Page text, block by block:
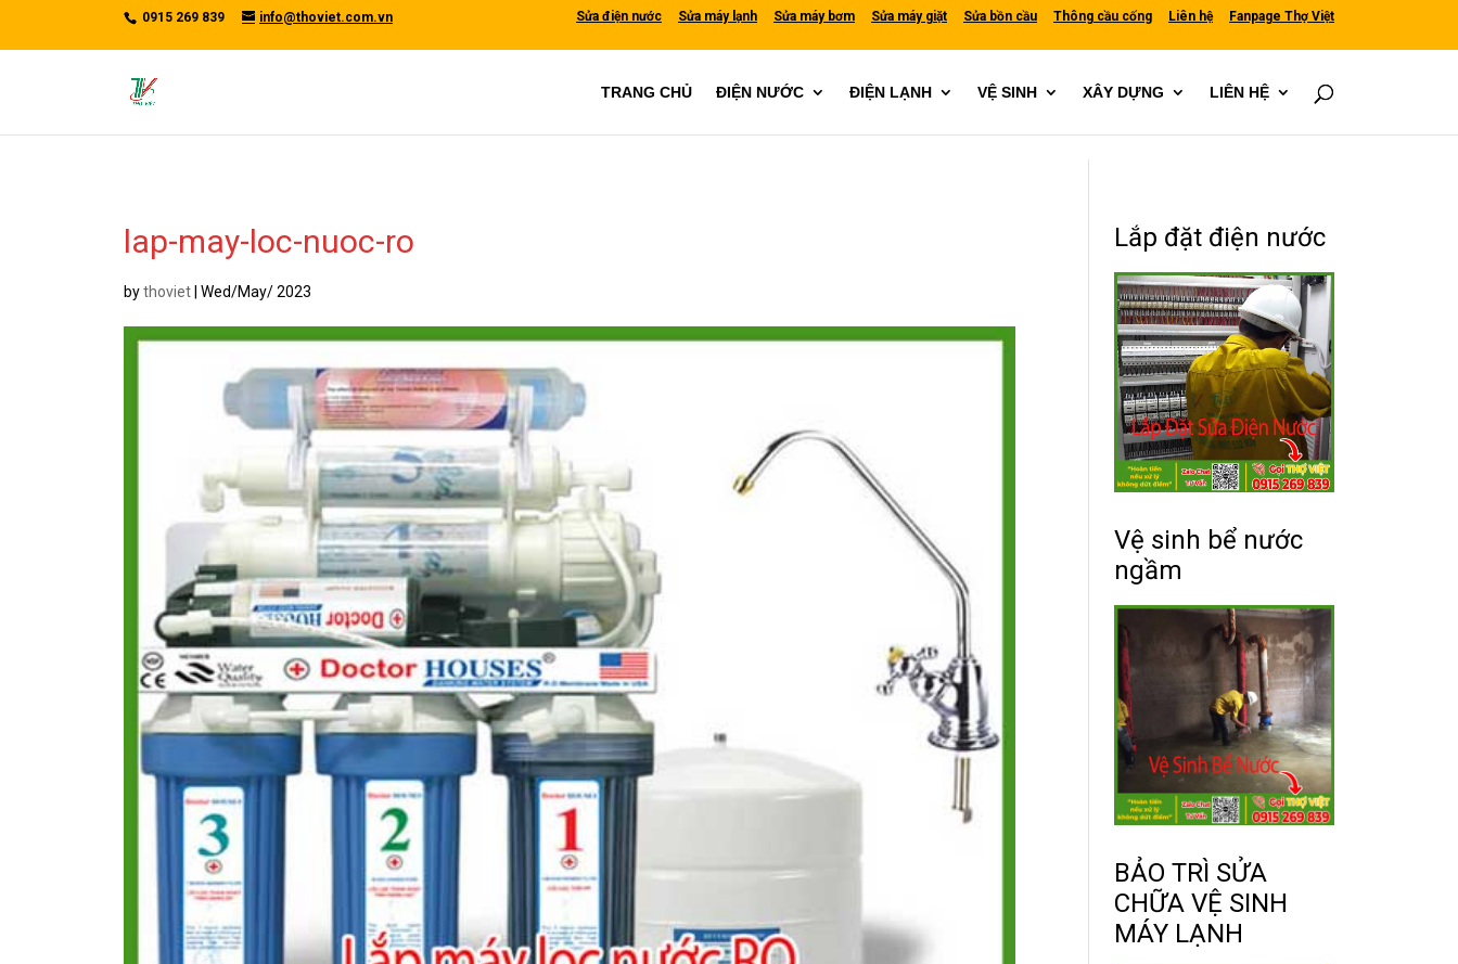
0915 269 839 info@thoviet.com.vn Sửa điện nước Sửa máy lạnh Sửa máy bơm Sửa máy giặt Sửa bồn cầu Thông cầu cống Liên hệ Fanpage Thợ Việt
TRANG CHỦ ĐIỆN NƯỚC ĐIỆN LẠNH VỆ SINH XÂY DỰNG LIÊN HỆ
lap-may-loc-nuoc-ro
bythoviet Wed/May/ 2023
Lắp đặt điện nước
Vệ sinh bể nước
ngầm
BẢO TRÌ SỬA
CHỮA VỆ SINH
MÁY LẠNH